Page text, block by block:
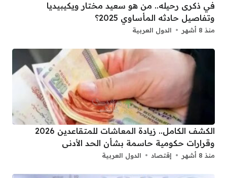
في ذكرى رحيله.. من هو سعيد مختار ويكيبيديا
وتفاصيل حادثه المأساوي 2025؟
منذ 8 أشهر الدول العربية
الكشف الكامل.. زيادة المعاشات للمتقاعدين 2026
وقرارات حكومية حاسمة بشأن الحد الأدنى
منذ 8 أشهر إقتصاد الدول العربية